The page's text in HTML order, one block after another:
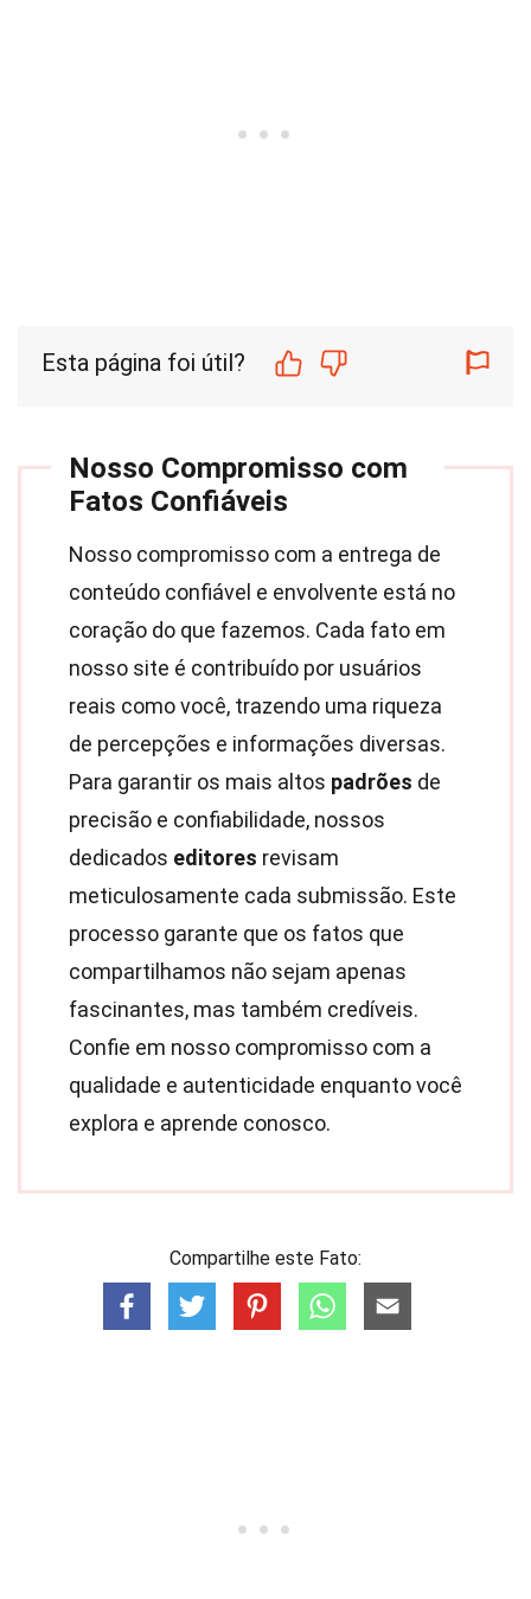
Esta página foi útil?
Nosso Compromisso com
Fatos Confiáveis
Nosso compromisso com a entrega de
conteúdo confiável e envolvente está no
coração do que fazemos. Cada fato em
nosso site é contribuído por usuários
reais como você, trazendo uma riqueza
de percepções e informações diversas.
Para garantir os mais altos padrões de
precisão e confiabilidade, nossos
dedicados editores revisam
meticulosamente cada submissão. Este
processo garante que os fatos que
compartilhamos não sejam apenas
fascinantes, mas também credíveis.
Confie em nosso compromisso com a
qualidade e autenticidade enquanto você
explora e aprende conosco.
Compartilhe este Fato: